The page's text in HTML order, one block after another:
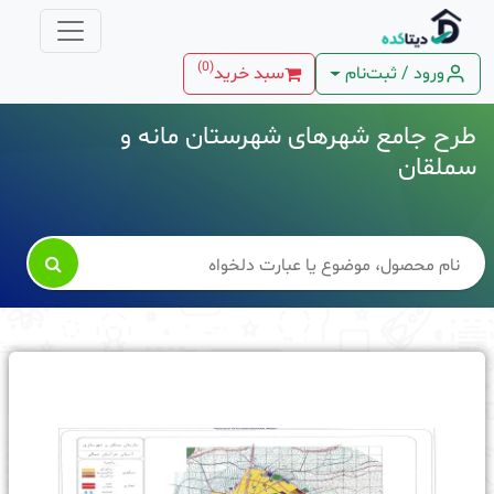
ورود / ثبت‌نام سبد خرید(
0
)
طرح جامع شهرهای شهرستان مانه و
سملقان
